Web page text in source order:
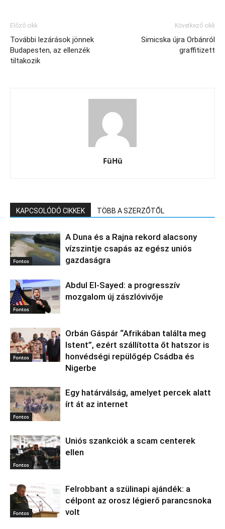
Előző cikk
További lezárások jönnek
Budapesten, az ellenzék
tiltakozik
Következő cikk
Simicska újra Orbánról
graffitizett
FüHü
KAPCSOLÓDÓ CIKKEK TÖBB A SZERZŐTŐL
Fontos
A Duna és a Rajna rekord alacsony
vízszintje csapás az egész uniós
gazdaságra
Fontos
Abdul El‑Sayed: a progresszív
mozgalom új zászlóvivője
Fontos
Orbán Gáspár “Afrikában találta meg
Istent”, ezért szállította őt hatszor is
honvédségi repülőgép Csádba és
Nigerbe
Fontos
Egy határválság, amelyet percek alatt
írt át az internet
Fontos
Uniós szankciók a scam centerek
ellen
Fontos
Felrobbant a szülinapi ajándék: a
célpont az orosz légierő parancsnoka
volt